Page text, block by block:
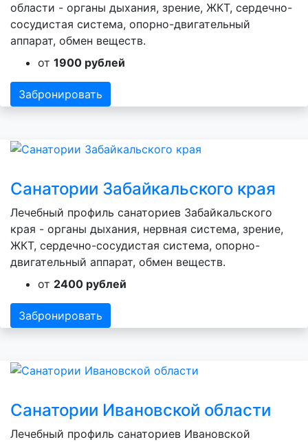
области - органы дыхания, зрение, ЖКТ, сердечно-
сосудистая система, опорно-двигательный
аппарат, обмен веществ.
от 1900 рублей
Забронировать
Санатории Забайкальского края
Лечебный профиль санаториев Забайкальского
края - органы дыхания, нервная система, зрение,
ЖКТ, сердечно-сосудистая система, опорно-
двигательный аппарат, обмен веществ.
от 2400 рублей
Забронировать
Санатории Ивановской области
Лечебный профиль санаториев Ивановской